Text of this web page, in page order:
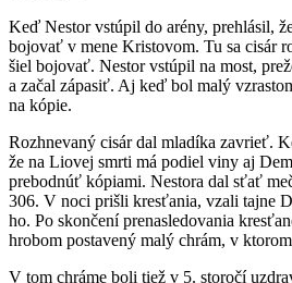
Keď Nestor vstúpil do arény, prehlásil,
bojovať v mene Kristovom. Tu sa cisár
šiel bojovať. Nestor vstúpil na most,
a začal zápasiť. Aj keď bol malý
na kópie.
Rozhnevaný cisár dal mladíka zavrieť.
že na Liovej smrti má podiel viny aj
prebodnúť kópiami. Nestora dal sťať
306. V noci prišli kresťania, vzali tajne
ho. Po skončení prenasledovania
hrobom postavený malý chrám, v
V tom chráme boli tiež v 5. storočí